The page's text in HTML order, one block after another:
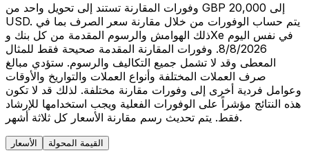
وفورات المقارنة تستند إلى تحويل واحد من GBP 20,000 إلى
USD. يتم حساب الوفورات من خلال مقارنة سعر الصرف بما في
ذلك الهوامش والرسوم المقدمة من كل بنك وXe في نفس اليوم
8/8/2026. وفورات المقارنة المقدمة صحيحة فقط للمثال
المعطى وقد لا تشمل جميع التكاليف والرسوم. ستؤدي مبالغ
صرف العملات المختلفة وأنواع العملات والتواريخ والأوقات
وعوامل فردية أخرى إلى وفورات مقارنة مختلفة. لذلك قد لا تكون
هذه النتائج مؤشراً على الوفورات الفعلية ويجب استخدامها للإرشاد
فقط. يتم تحديث رسم مقارنة الأسعار كل ثلاثة أشهر.
الأسعار القيمة المحولة